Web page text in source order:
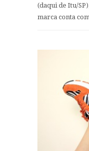
(daqui de Itu/
marca conta